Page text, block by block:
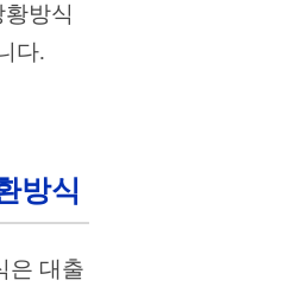
방식
다.
방식
은 대출